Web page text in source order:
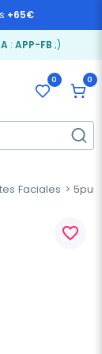
+65€
: APP-FB ;)
0 0
Faciales
favorite_border